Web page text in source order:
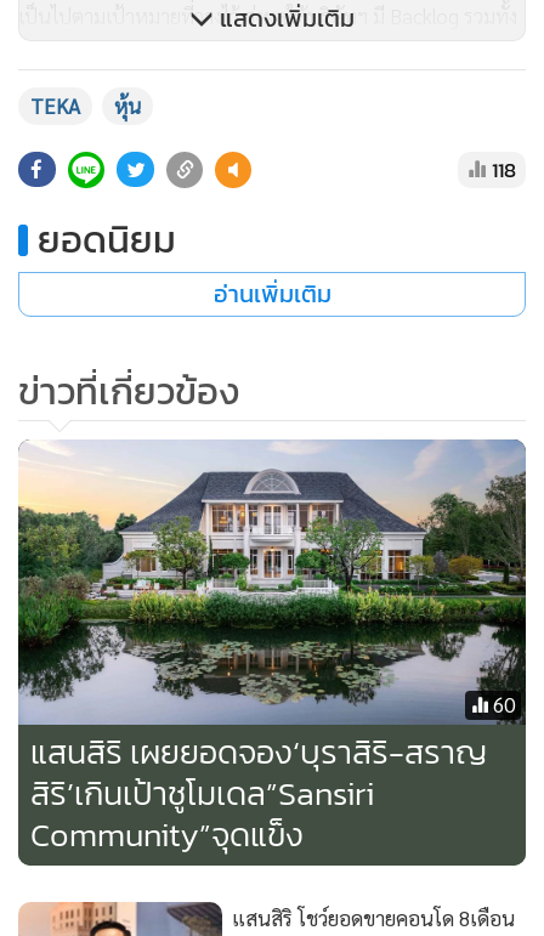
เป็นไปตามเป้าหมายที่วางไว้ ส่งผลให้บริษัทฯ มี Backlog รวมทั้ง
สิ้น 3,088 ล้านบาท
สำหรับแนวโน้มผลการดำเนินงานไตรมาสสุดท้ายของปีนี้ คาดว่า
จะเติบโตต่อเนื่อง โดยบริษัทฯ มีการวางแผนบริหารปรับลดล
ต้นทุนตามนโยบายของบริษัท ฯ เป็นประจำอย่างสม่ำเสมอ ขณะ
เดียวกัน บริษัทฯ ยังคงเดินหน้าประมูลงานใหม่อย่างต่อเนื่อง โดย
ปัจจุบันมีโครงการที่อยู่ระหว่างยื่นประมูลประมาณ 20 โครงการ
ปี เพื่อเสริมความแข็งแกร่งให้กับพอร์ตโครงการ และกระจาย
ฐานลูกค้าให้ครอบคลุมหลากหลายอุตสาหกรรมยิ่งขึ้น เช่นกลุ่ม
โรงเรียน โรงพยาบาล โรงงาน อาคารมิกซ์ยูส เป็นต้น เพื่อสร้าง
รายได้และผลกำไรที่ดีขึ้นในอนาคต ซึ่งมั่นใจว่าจากประสบการณ์
และความเชี่ยวชาญของ TEKA จะทำให้เราได้รับงานใหม่ๆ อย่าง
แน่นอน
ดร.วีระศักดิ์ กล่าวต่อว่า อย่างไรก็ดี ในปีนี้ โดยเฉพาะภาคธุรกิจ
อสังหาฯ และงานก่อสร้าง แม้ต้องเผชิญกับความท้าทายของ
ภาวะเศรษฐกิจ แต่ TEKA ยังคงความสามารถในการรับงาน และ
ส่งมอบงานได้ตามแผน ควบคู่ยังรักษาความสามารถในการทำ
กำไร ซึ่งแสดงถึงประสิทธิภาพในการบริหารต้นทุนได้เป็นอย่างดี
อีกทั้ง บริษัทมีกระแสเงินสดที่แข็งแกร่ง โดยไม่มีภาระหนี้สินและ
ดอกเบี้ยเงินกู้ นอกจากนี้บริษัทมีนโยบายการจ่ายเงินปันผลอย่าง
สม่ำเสมอให้กับผู้ถือหุ้น
แสดงเพิ่มเติม
TEKA หุ้น
118
ยอดนิยม
อ่านเพิ่มเติม
ข่าวที่เกี่ยวข้อง
60
แสนสิริ เผยยอดจอง‘บุราสิริ-สราญ
สิริ’เกินเป้าชูโมเดล”Sansiri
Community”จุดแข็ง
แสนสิริ โชว์ยอดขายคอนโด 8เดือน